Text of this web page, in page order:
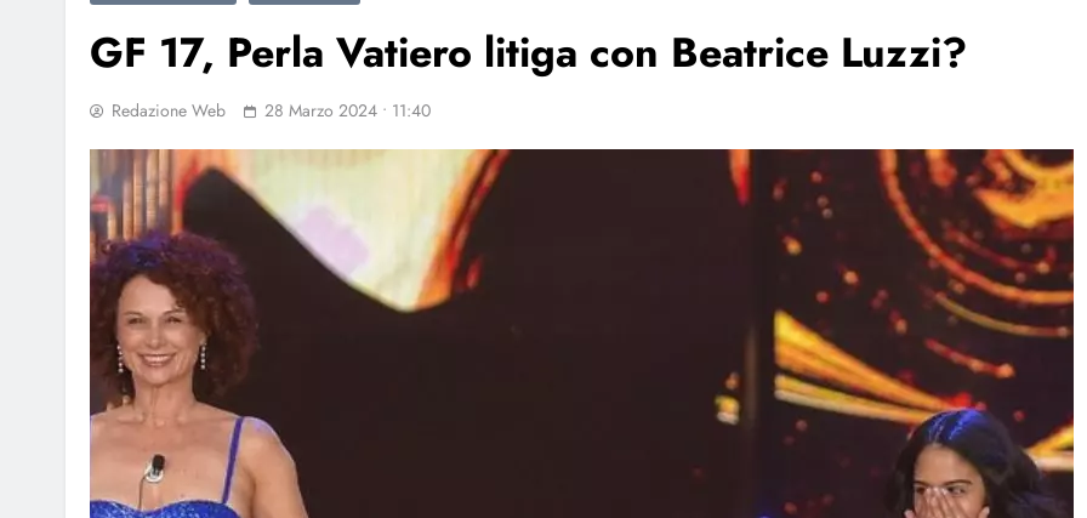
GF 17, Perla Vatiero litiga con Beatrice Luzzi?
Redazione Web 28 Marzo 2024 • 11:40